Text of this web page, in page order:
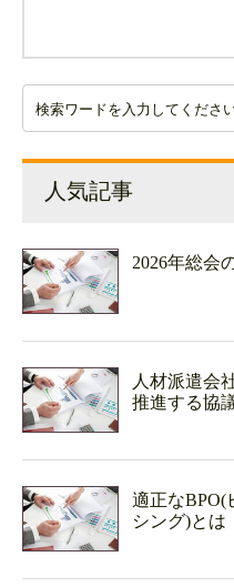
人気記事
2026年総会
人材派遣会
推進する協
適正なBPO(
シング)とは